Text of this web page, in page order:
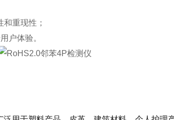
重现性；
户体验。